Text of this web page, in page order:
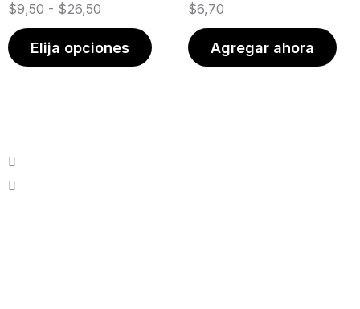
$9,50 - $26,50
Elija opciones
pueden
$6,70
Agregar ahora